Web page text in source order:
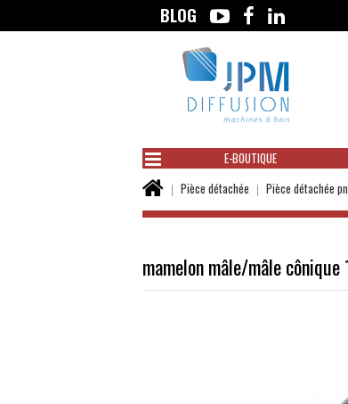
BLOG
E-BOUTIQUE
Vous
ici :
Pièce détachée Pièce détachée
mamelon mâle/mâle cônique